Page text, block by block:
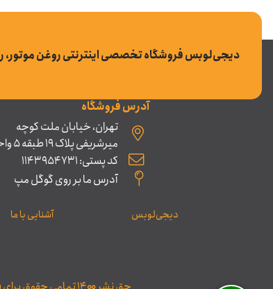
دیجی‌لوبس فروشگاه تخصصی اینترنتی روغن موتور،
آدرس فروشگاه
تهران، خیابان ملت کوچه
میرشریفی پلاک 19 طبقه 5 واحد 10
کد پستی: 1143954731
آدرس ما بر روی گوگل مپ
دیجی‌لوبس آشنایی با ما